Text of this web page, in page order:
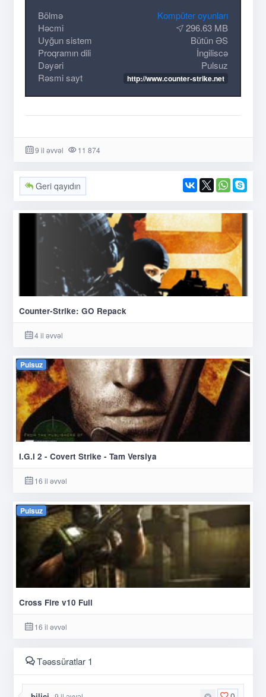
Bölmə
Kompüter oyunları
Həcmi
296.63 MB
Uyğun sistem
Bütün ƏS
Proqramın dili
İngiliscə
Dəyəri
Pulsuz
Rəsmi sayt
http://www.counter-strike.net
9 il əvvəl 11 874
Geri qayıdın
Counter-Strike: GO Repack
4 il əvvəl
Pulsuz
I.G.I 2 - Covert Strike - Tam Versiya
16 il əvvəl
Pulsuz
Cross Fire v10 Full
16 il əvvəl
Təəssüratlar 1